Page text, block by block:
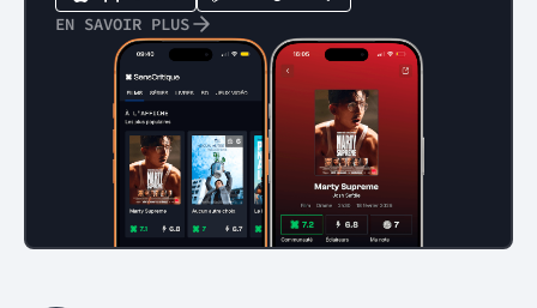
EN SAVOIR PLUS